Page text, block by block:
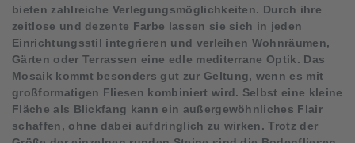
bieten zahlreiche Verlegungsmöglichkeiten. Durch ihre
zeitlose und dezente Farbe lassen sie sich in jeden
Einrichtungsstil integrieren und verleihen Wohnräumen,
Gärten oder Terrassen eine edle mediterrane Optik. Das
Mosaik kommt besonders gut zur Geltung, wenn es mit
großformatigen Fliesen kombiniert wird. Selbst eine kleine
Fläche als Blickfang kann ein außergewöhnliches Flair
schaffen, ohne dabei aufdringlich zu wirken. Trotz der